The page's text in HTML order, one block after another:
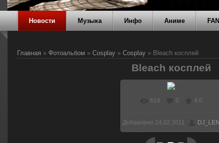
Новости Музыка Инфо Аниме
Главная » Фотоальбом » Cosplay » Cosplay » Bleach косплей
Bleach косплей
618 0 4.0
Добавлено 24.02.2011